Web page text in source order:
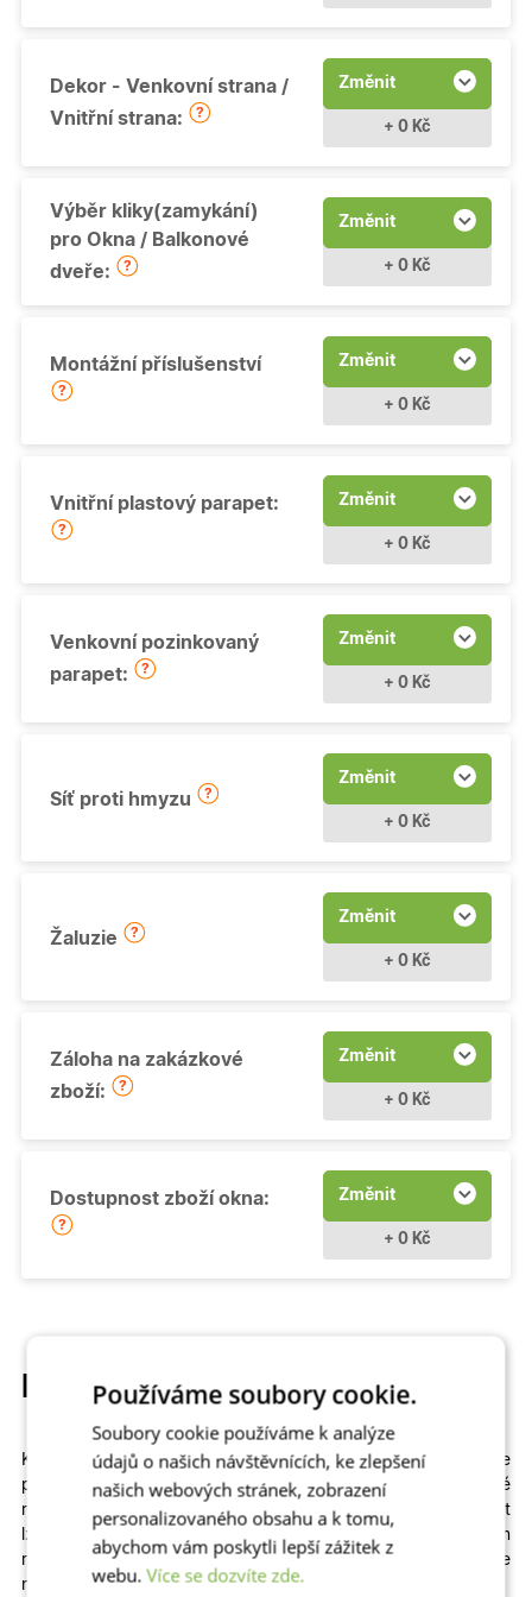
Dekor - Venkovní strana /
Vnitřní strana:
Změnit
+ 0 Kč
Výběr kliky(zamykání)
pro Okna / Balkonové
dveře:
Změnit
+ 0 Kč
Montážní příslušenství Změnit
+ 0 Kč
Vnitřní plastový parapet: Změnit
+ 0 Kč
Venkovní pozinkovaný
parapet:
Změnit
+ 0 Kč
Síť proti hmyzu
Změnit
+ 0 Kč
Žaluzie
Změnit
+ 0 Kč
Záloha na zakázkové
zboží:
Změnit
+ 0 Kč
Dostupnost zboží okna: Změnit
+ 0 Kč
Popis produktu
Kvalitní a cenově dostupnéotevíravéplastové okno si můžete
přizpůsobitna míru. Na výběr máme
různé
rozměry
,prosklení dekory
včetně dřevěných. Zvolit
lze izolační dvojsklo či
trojsklo v kombinaci s teplým
rámečkem
– zkrátka to, co vašemu domu či bytu sedne
nejlépe!
Používáme soubory cookie.
Soubory cookie používáme k analýze
údajů o našich návštěvnících, ke zlepšení
našich webových stránek, zobrazení
personalizovaného obsahu a k tomu,
abychom vám poskytli lepší zážitek z
webu.Více se dozvíte zde.